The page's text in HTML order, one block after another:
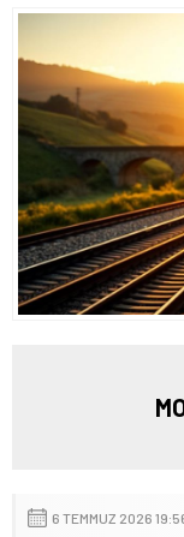
6 TEMMUZ 2026